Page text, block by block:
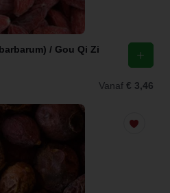
/ Gou Qi Zi
Vanaf € 3,46